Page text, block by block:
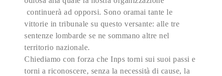
continuerà ad opporsi. Sono oramai tante le
vittorie in tribunale su questo versante: alle tre
sentenze lombarde se ne sommano altre nel
territorio nazionale.
Chiediamo con forza che Inps torni sui suoi passi e
torni a riconoscere, senza la necessità di cause, la